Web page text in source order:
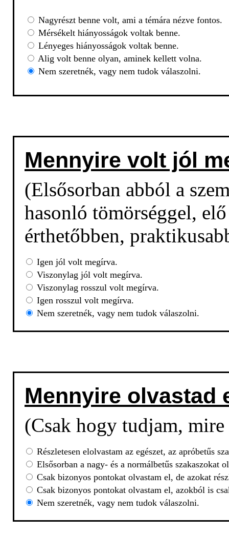
Nagyrészt benne volt, ami a témára nézve fontos.
Mérsékelt hiányosságok voltak benne.
Lényeges hiányosságok voltak benne.
Alig volt benne olyan, aminek kellett volna.
Nem szeretnék, vagy nem tudok válaszolni.
Mennyire volt jól
(Elsősorban abból a
hasonló tömörséggel,
érthetőbben,
Igen jól volt megírva.
Viszonylag jól volt megírva.
Viszonylag rosszul volt megírva.
Igen rosszul volt megírva.
Nem szeretnék, vagy nem tudok válaszolni.
Mennyire olvastad
(Csak hogy tudjam,
Részletesen elolvastam az egészet, az apróbetűs
Elsősorban a nagy- és a normálbetűs szakaszokat
Csak bizonyos pontokat olvastam el, de azokat
Csak bizonyos pontokat olvastam el, azokból is
Nem szeretnék, vagy nem tudok válaszolni.